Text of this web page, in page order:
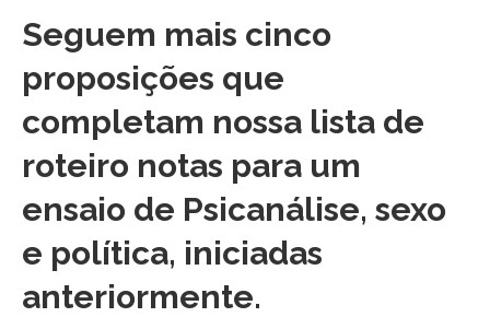
Seguem mais cinco
proposições que
completam nossa lista de
roteiro notas para um
ensaio de Psicanálise, sexo
e política, iniciadas
anteriormente.